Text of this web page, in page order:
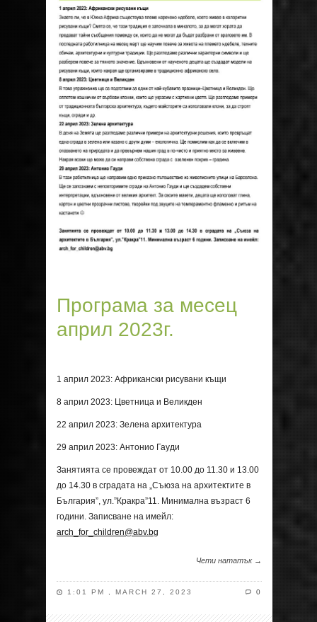
Програма за месец
април 2023г.
1 април 2023: Африкански рисувани къщи
8 април 2023: Цветница и Великден
22 април 2023: Зелена архитектура
29 април 2023: Антонио Гауди
Занятията се провеждат от 10.00 до 11.30 и 13.00
до 14.30 в сградата на „Съюза на архитектите в
България”, ул.”Кракра”11. Минимална възраст 6
години. Записване на имейл:
arch_for_children@abv.bg
Чети нататък →
1:01 PM , MARCH 27, 2023 0